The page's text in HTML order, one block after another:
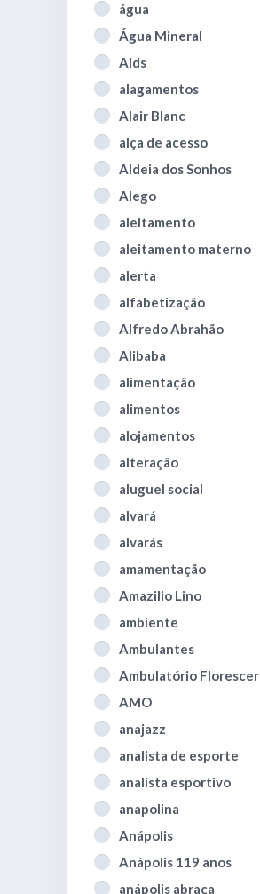
água
Água Mineral
Aids
alagamentos
Alair Blanc
alça de acesso
Aldeia dos Sonhos
Alego
aleitamento
aleitamento materno
alerta
alfabetização
Alfredo Abrahão
Alibaba
alimentação
alimentos
alojamentos
alteração
aluguel social
alvará
alvarás
amamentação
Amazilio Lino
ambiente
Ambulantes
Ambulatório Florescer
AMO
anajazz
analista de esporte
analista esportivo
anapolina
Anápolis
Anápolis 119 anos
anápolis abraça